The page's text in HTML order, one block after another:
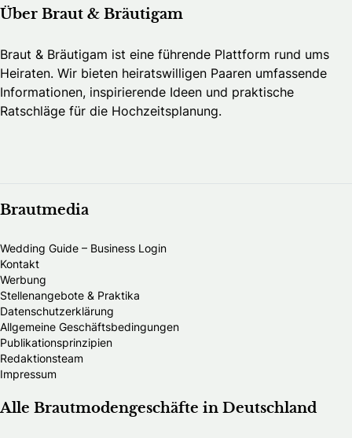
Über Braut & Bräutigam
Braut & Bräutigam ist eine führende Plattform rund ums
Heiraten. Wir bieten heiratswilligen Paaren umfassende
Informationen, inspirierende Ideen und praktische
Ratschläge für die Hochzeitsplanung.
Brautmedia
Wedding Guide – Business Login
Kontakt
Werbung
Stellenangebote & Praktika
Datenschutzerklärung
Allgemeine Geschäftsbedingungen
Publikationsprinzipien
Redaktionsteam
Impressum
Alle Brautmodengeschäfte in Deutschland